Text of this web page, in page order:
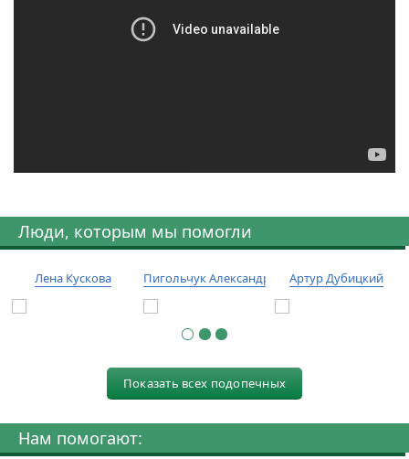
Люди, которым мы помогли
Лена Кускова Пигольчук Александр Артур Дубицкий
Показать всех подопечных
Нам помогают: